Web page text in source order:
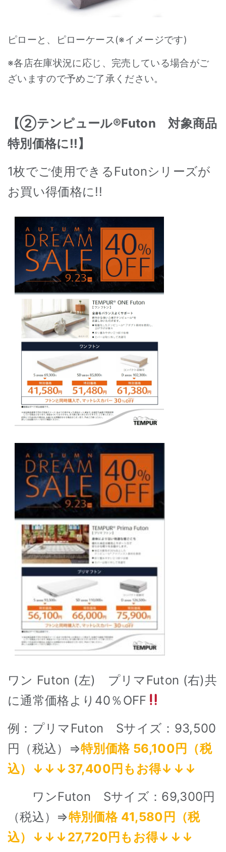
ピローと、ピローケース(※イメージです)
※各店在庫状況に応じ、完売している場合がご
ざいますので予めご了承ください。
【②テンピュール®Futon 対象商品
特別価格に!!】
1枚でご使用できるFutonシリーズが
お買い得価格に!!
ワン Futon (左) プリマFuton (右)共
に通常価格より 40％OFF
例：プリマFuton Sサイズ：93,500
円（税込）⇒特別価格 56,100円（税
込）↓↓↓37,400円もお得↓↓↓
ワンFuton Sサイズ：69,300円
（税込）⇒特別価格 41,580円（税
込）↓↓↓27,720円もお得↓↓↓